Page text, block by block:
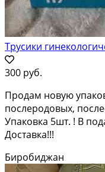
Трусики
300 руб.
Продам новую
послеродовых,
Упаковка 5шт. ! В
Доставка!!!
Биробиджан